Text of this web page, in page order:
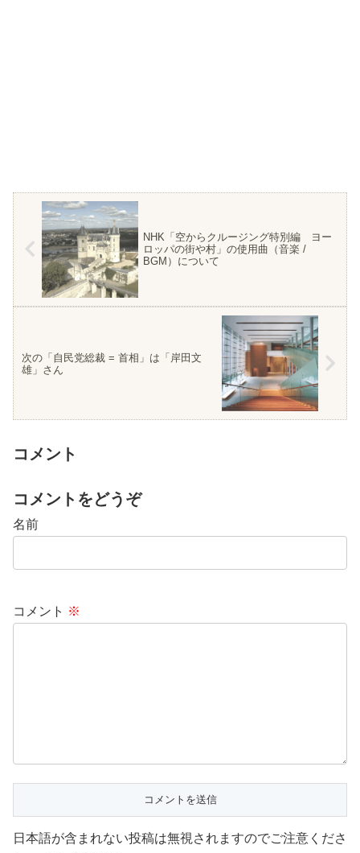
NHK「空からクルージング特別編 ヨー
ロッパの街や村」の使用曲（音楽 /
BGM）について
次の「自民党総裁 = 首相」は「岸田文
雄」さん
コメント
コメントをどうぞ
名前
コメント ※
日本語が含まれない投稿は無視されますのでご注意くださ